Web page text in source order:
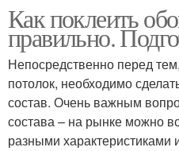
Как поклеить
правильно.
Непосредственно перед
потолок, необходимо
состав. Очень важным
состава – на рынке можно
разными